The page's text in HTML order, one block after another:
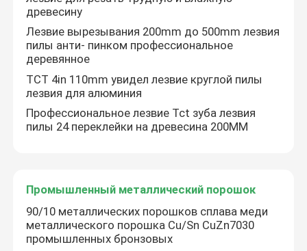
древесину
Лезвие вырезывания 200mm до 500mm лезвия
пилы анти- пинком профессиональное
деревянное
TCT 4in 110mm увидел лезвие круглой пилы
лезвия для алюминия
Профессиональное лезвие Tct зуба лезвия
пилы 24 переклейки на древесина 200MM
Промышленный металлический порошок
90/10 металлических порошков сплава меди
металлического порошка Cu/Sn CuZn7030
промышленных бронзовых